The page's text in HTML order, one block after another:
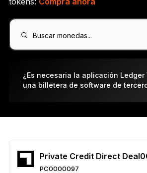
Ledger NanoGen5
Tan única como tú
Buscar monedas...
¿Es necesaria la aplicación Ledger
una billetera de software de
Private Credit Direct
PC0000097